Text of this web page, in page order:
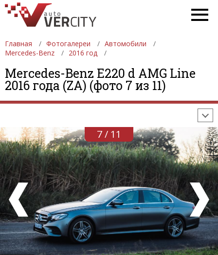
Главная Фотогалереи
Автомобили
Mercedes-Benz
2016 год
Mercedes-Benz E220 d AMG Line
2016 года (ZA) (фото 7 из 11)
ФОТОГАЛЕРЕИ АВТОМОБИЛИ
ДЕВУШКИ
АВТОСАЛОНЫ
ФОРМУЛА-1
7 / 11